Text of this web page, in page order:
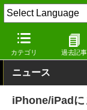
カテゴリ 過去記事
窓の杜 セキュリティ
ニュース
iPhone/iPadに